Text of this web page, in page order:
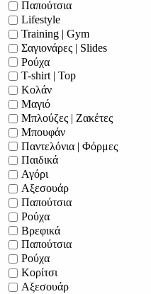
Παπούτσια
Lifestyle
Training | Gym
Σαγιονάρες | Slides
Ρούχα
T-shirt | Top
Κολάν
Μαγιό
Μπλούζες | Ζακέτες
Μπουφάν
Παντελόνια | Φόρμες
Παιδικά
Αγόρι
Αξεσουάρ
Παπούτσια
Ρούχα
Βρεφικά
Παπούτσια
Ρούχα
Κορίτσι
Αξεσουάρ